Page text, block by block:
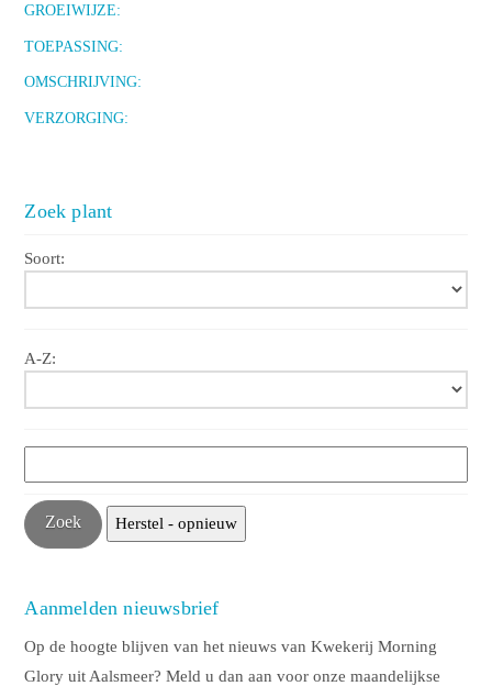
GROEIWIJZE:
TOEPASSING:
OMSCHRIJVING:
VERZORGING:
Zoek plant
Soort:
A-Z:
Aanmelden nieuwsbrief
Op de hoogte blijven van het nieuws van Kwekerij Morning
Glory uit Aalsmeer? Meld u dan aan voor onze maandelijkse